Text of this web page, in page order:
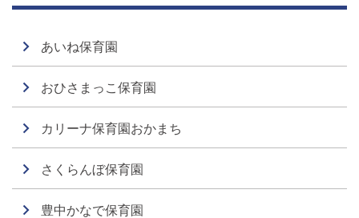
あいね保育園
おひさまっこ保育園
カリーナ保育園おかまち
さくらんぼ保育園
豊中かなで保育園